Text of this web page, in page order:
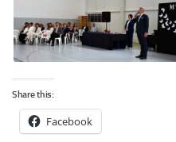
Share this:
Facebook